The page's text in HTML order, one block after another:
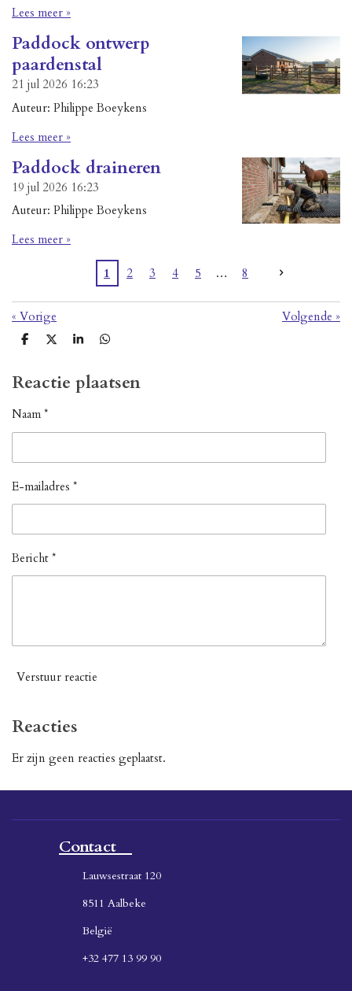
Lees meer »
Paddock ontwerp
paardenstal
21 jul 2026 16:23
Auteur: Philippe Boeykens
Lees meer »
Paddock draineren
19 jul 2026 16:23
Auteur: Philippe Boeykens
Lees meer »
1 2 3 4 5 8
« Vorige Volgende »
D
e
n
D
l
S
r
e
D
e
n
Reactie plaatsen
Naam *
E-mailadres *
Bericht *
Verstuur reactie
Reacties
Er zijn geen reacties geplaatst.
Contact
Lauwsestraat 120
8511 Aalbeke
België
+32 477 13 99 90